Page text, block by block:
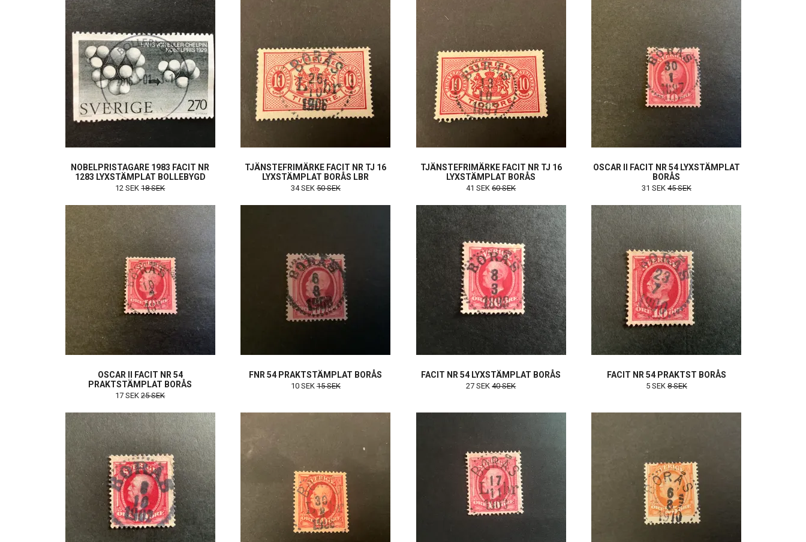
NOBELPRISTAGARE 1983 FACIT NR
1283 LYXSTÄMPLAT BOLLEBYGD
12 SEK18 SEK
TJÄNSTEFRIMÄRKE FACIT NR TJ 16
LYXSTÄMPLAT BORÅS LBR
34 SEK50 SEK
TJÄNSTEFRIMÄRKE FACIT NR TJ 16
LYXSTÄMPLAT BORÅS
41 SEK60 SEK
OSCAR II FACIT NR 54 LYXSTÄMPLAT
BORÅS
31 SEK45 SEK
OSCAR II FACIT NR 54
PRAKTSTÄMPLAT BORÅS
17 SEK25 SEK
FNR 54 PRAKTSTÄMPLAT BORÅS
10 SEK15 SEK
FACIT NR 54 LYXSTÄMPLAT BORÅS
27 SEK40 SEK
FACIT NR 54 PRAKTST BORÅS
5 SEK8 SEK